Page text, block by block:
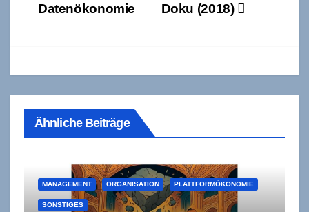
Doku (2018)
Datenökonomie
Ähnliche Beiträge
MANAGEMENT ORGANISATION PLATTFORMÖKONOMIE
SONSTIGES